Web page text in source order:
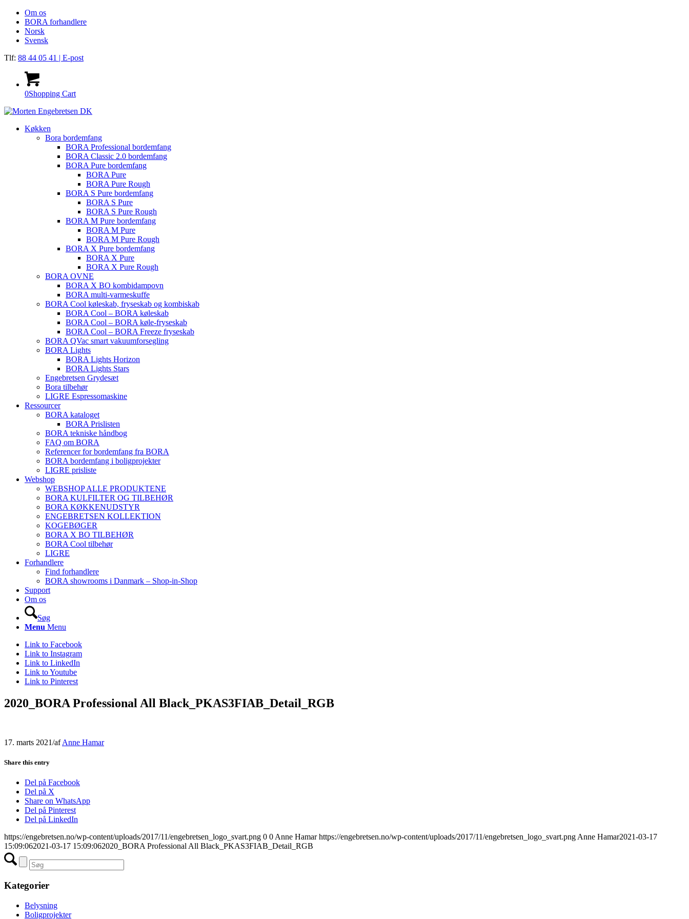
Om os
BORA forhandlere
Norsk
Svensk
Tlf: 88 44 05 41 | E-post
0Shopping Cart
Køkken
Bora bordemfang
BORA Professional bordemfang
BORA Classic 2.0 bordemfang
BORA Pure bordemfang
BORA Pure
BORA Pure Rough
BORA S Pure bordemfang
BORA S Pure
BORA S Pure Rough
BORA M Pure bordemfang
BORA M Pure
BORA M Pure Rough
BORA X Pure bordemfang
BORA X Pure
BORA X Pure Rough
BORA OVNE
BORA X BO kombidampovn
BORA multi-varmeskuffe
BORA Cool køleskab, fryseskab og kombiskab
BORA Cool – BORA køleskab
BORA Cool – BORA køle-fryseskab
BORA Cool – BORA Freeze fryseskab
BORA QVac smart vakuumforsegling
BORA Lights
BORA Lights Horizon
BORA Lights Stars
Engebretsen Grydesæt
Bora tilbehør
LIGRE Espressomaskine
Ressourcer
BORA kataloget
BORA Prislisten
BORA tekniske håndbog
FAQ om BORA
Referencer for bordemfang fra BORA
BORA bordemfang i boligprojekter
LIGRE prisliste
Webshop
WEBSHOP ALLE PRODUKTENE
BORA KULFILTER OG TILBEHØR
BORA KØKKENUDSTYR
ENGEBRETSEN KOLLEKTION
KOGEBØGER
BORA X BO TILBEHØR
BORA Cool tilbehør
LIGRE
Forhandlere
Find forhandlere
BORA showrooms i Danmark – Shop-in-Shop
Support
Om os
Søg
Menu Menu
Link to Facebook
Link to Instagram
Link to LinkedIn
Link to Youtube
Link to Pinterest
2020_BORA Professional All Black_PKAS3FIAB_Detail_RGB
17. marts 2021/afAnne Hamar
Share this entry
Del på Facebook
Del på X
Share on WhatsApp
Del på Pinterest
Del på LinkedIn
https://engebretsen.no/wp-content/uploads/2017/11/engebretsen_logo_svart.png 0 0 Anne Hamar https://engebretsen.no/wp-content/uploads/2017/11/engebretsen_logo_svart.png Anne Hamar2021-03-17
15:09:062021-03-17 15:09:062020_BORA Professional All Black_PKAS3FIAB_Detail_RGB
Kategorier
Belysning
Boligprojekter